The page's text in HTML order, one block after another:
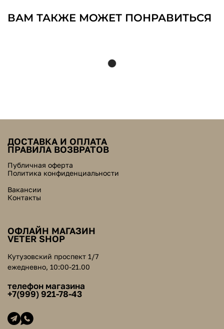
ВАМ ТАКЖЕ МОЖЕТ ПОНРАВИТЬСЯ
ДОСТАВКА И ОПЛАТА
ПРАВИЛА ВОЗВРАТОВ
Публичная оферта
Политика конфиденциальности
Вакансии
Контакты
ОФЛАЙН МАГАЗИН
VETER SHOP
Кутузовский проспект 1/7
ежедневно, 10:00-21.00
телефон магазина
+7(999) 921-78-43